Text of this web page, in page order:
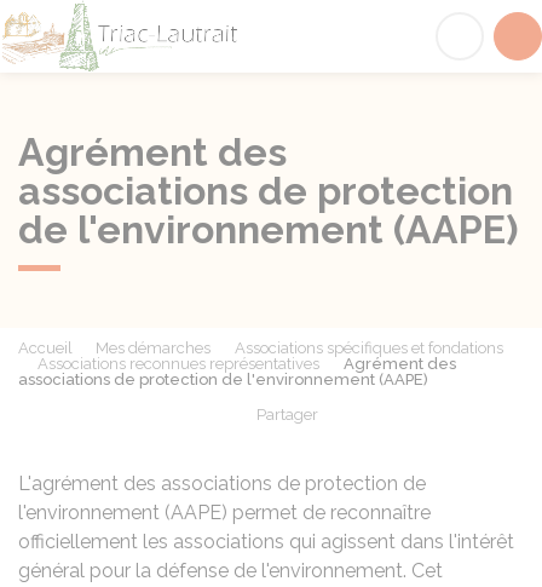
Agrément des
associations de protection
de l'environnement (AAPE)
Accueil Mes démarches
Associations spécifiques et fondations
Associations reconnues représentatives
Agrément des
associations de protection de l'environnement (AAPE)
Partager
L'agrément des associations de protection de
l'environnement (AAPE) permet de reconnaître
officiellement les associations qui agissent dans l'intérêt
général pour la défense de l'environnement. Cet